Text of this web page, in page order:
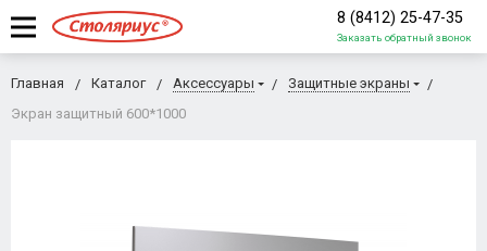
8 (8412) 25-47-35
Заказать обратный звонок
Главная Каталог Аксессуары
Защитные экраны
Экран защитный 600*1000